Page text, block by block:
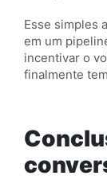
Esse simples
em um
incentivar o
finalmente